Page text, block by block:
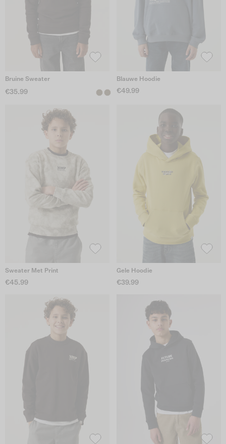
Bruine Sweater
€35.99
Blauwe Hoodie
€49.99
Sweater Met Print
€45.99
Gele Hoodie
€39.99